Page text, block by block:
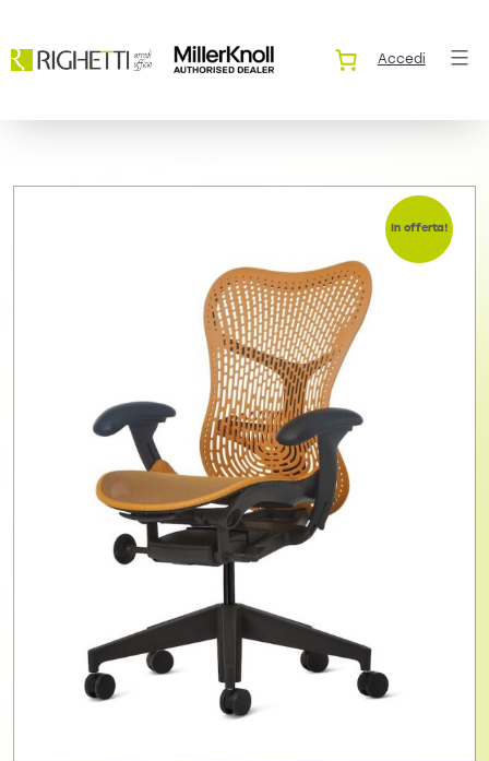
Accedi
In offerta!